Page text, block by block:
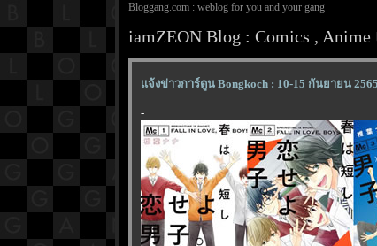
Bloggang.com : weblog for you and your gang
iamZEON Blog : Comics ,
จ้งข่าวการ์ตูน Bongkoch : 10-15 กันยายน 2565
-